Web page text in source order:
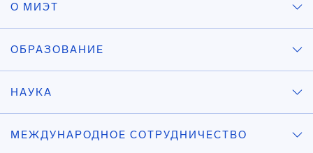
О МИЭТ
ОБРАЗОВАНИЕ
НАУКА
МЕЖДУНАРОДНОЕ СОТРУДНИЧЕСТВО